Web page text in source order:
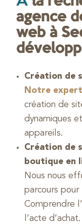
agence
web à
Création de
Notre
création de
dynamiques
appareils.
Création de
boutique en
Nous nous
parcours pour
Comprendre
l’acte d’achat.